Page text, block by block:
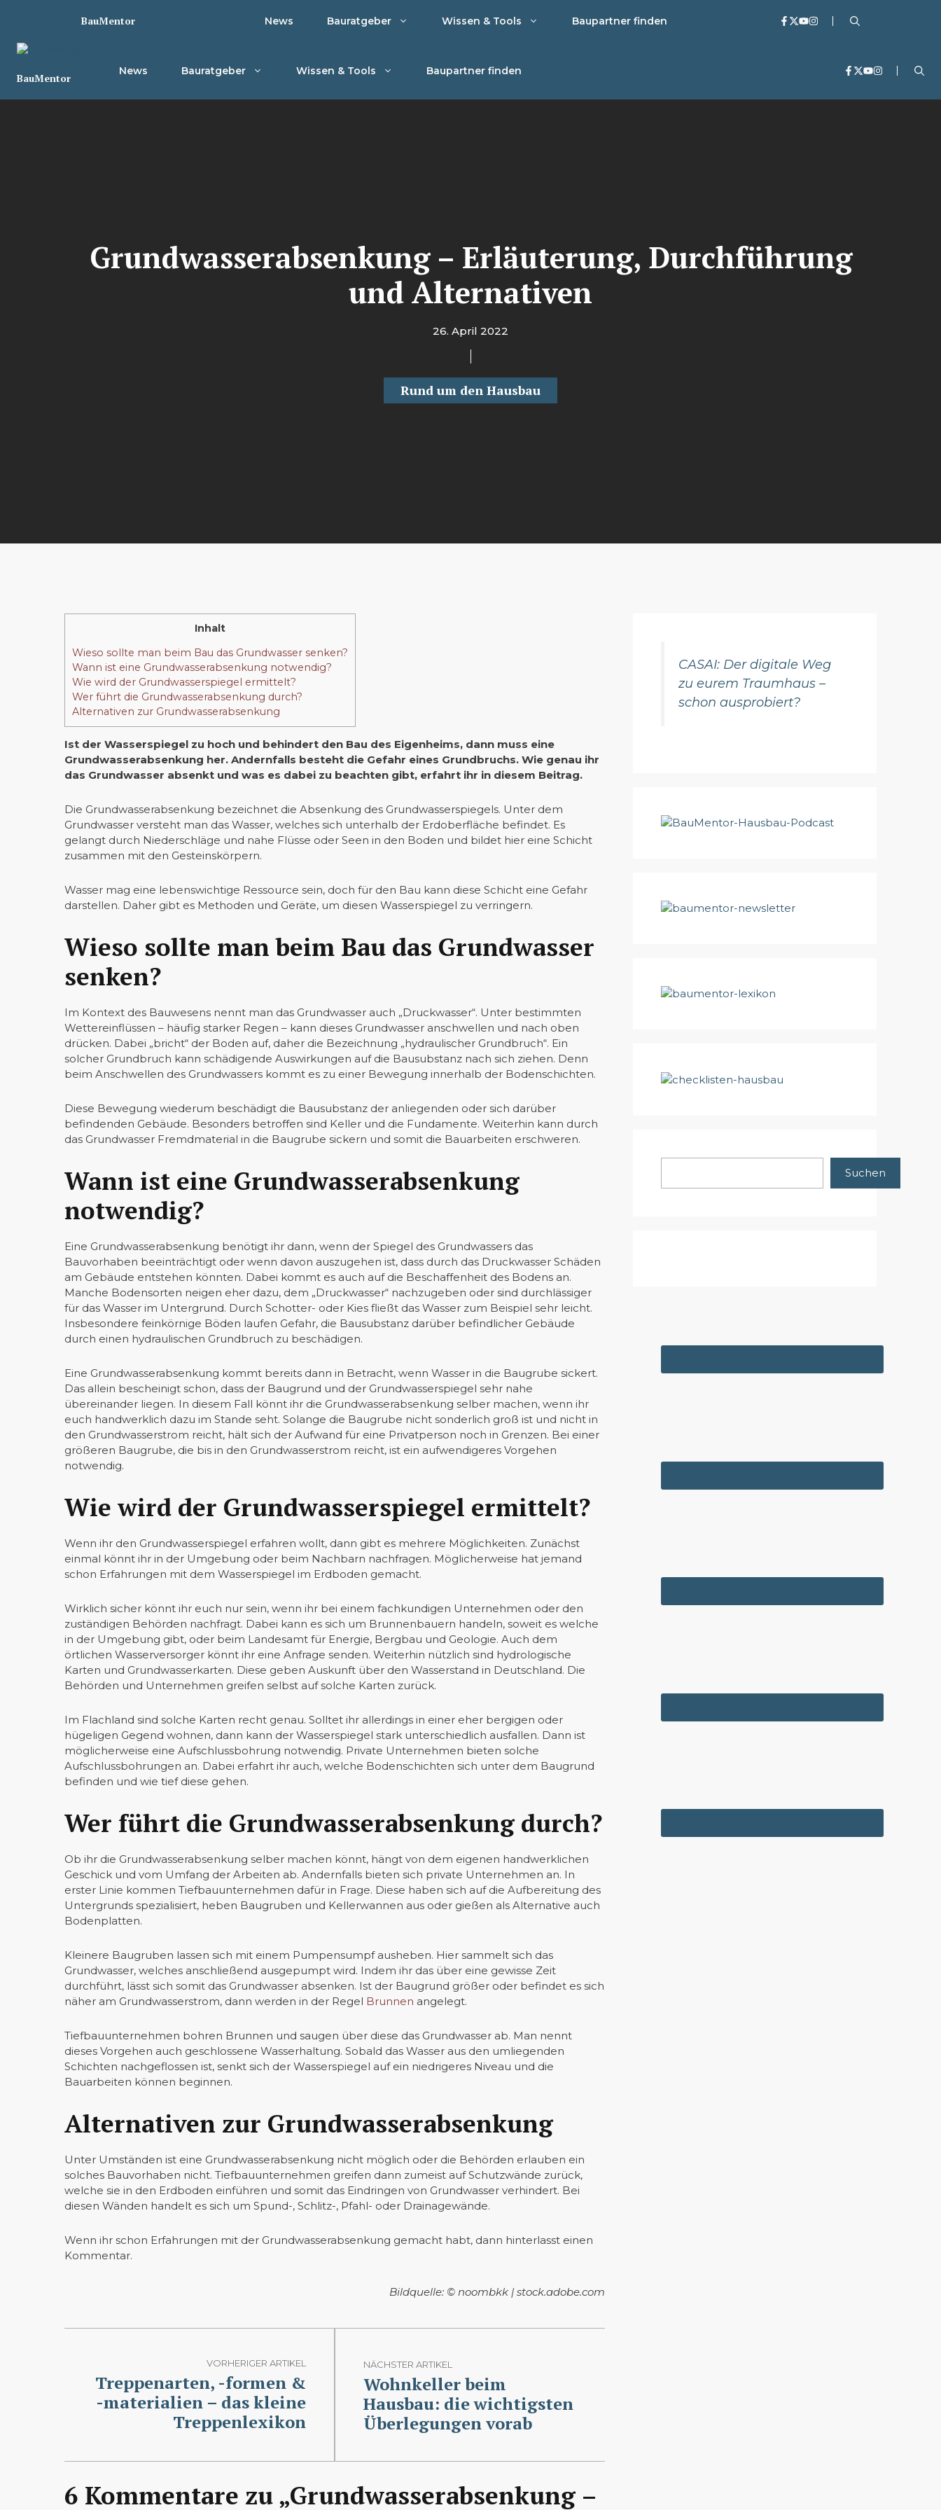
BauMentor News Bauratgeber Wissen & Tools Baupartner finden
BauMentor
News Bauratgeber Wissen & Tools Baupartner finden
Grundwasserabsenkung – Erläuterung, Durchführung
und Alternativen
26. April 2022
Rund um den Hausbau
Inhalt
Wieso sollte man beim Bau das Grundwasser senken?
Wann ist eine Grundwasserabsenkung notwendig?
Wie wird der Grundwasserspiegel ermittelt?
Wer führt die Grundwasserabsenkung durch?
Alternativen zur Grundwasserabsenkung
Ist der Wasserspiegel zu hoch und behindert den Bau des Eigenheims, dann muss eine
Grundwasserabsenkung her. Andernfalls besteht die Gefahr eines Grundbruchs. Wie genau ihr
das Grundwasser absenkt und was es dabei zu beachten gibt, erfahrt ihr in diesem Beitrag.
Die Grundwasserabsenkung bezeichnet die Absenkung des Grundwasserspiegels. Unter dem
Grundwasser versteht man das Wasser, welches sich unterhalb der Erdoberfläche befindet. Es
gelangt durch Niederschläge und nahe Flüsse oder Seen in den Boden und bildet hier eine Schicht
zusammen mit den Gesteinskörpern.
Wasser mag eine lebenswichtige Ressource sein, doch für den Bau kann diese Schicht eine Gefahr
darstellen. Daher gibt es Methoden und Geräte, um diesen Wasserspiegel zu verringern.
Wieso sollte man beim Bau das Grundwasser
senken?
Im Kontext des Bauwesens nennt man das Grundwasser auch „Druckwasser“. Unter bestimmten
Wettereinflüssen – häufig starker Regen – kann dieses Grundwasser anschwellen und nach oben
drücken. Dabei „bricht“ der Boden auf, daher die Bezeichnung „hydraulischer Grundbruch“. Ein
solcher Grundbruch kann schädigende Auswirkungen auf die Bausubstanz nach sich ziehen. Denn
beim Anschwellen des Grundwassers kommt es zu einer Bewegung innerhalb der Bodenschichten.
Diese Bewegung wiederum beschädigt die Bausubstanz der anliegenden oder sich darüber
befindenden Gebäude. Besonders betroffen sind Keller und die Fundamente. Weiterhin kann durch
das Grundwasser Fremdmaterial in die Baugrube sickern und somit die Bauarbeiten erschweren.
Wann ist eine Grundwasserabsenkung
notwendig?
Eine Grundwasserabsenkung benötigt ihr dann, wenn der Spiegel des Grundwassers das
Bauvorhaben beeinträchtigt oder wenn davon auszugehen ist, dass durch das Druckwasser Schäden
am Gebäude entstehen könnten. Dabei kommt es auch auf die Beschaffenheit des Bodens an.
Manche Bodensorten neigen eher dazu, dem „Druckwasser“ nachzugeben oder sind durchlässiger
für das Wasser im Untergrund. Durch Schotter- oder Kies fließt das Wasser zum Beispiel sehr leicht.
Insbesondere feinkörnige Böden laufen Gefahr, die Bausubstanz darüber befindlicher Gebäude
durch einen hydraulischen Grundbruch zu beschädigen.
Eine Grundwasserabsenkung kommt bereits dann in Betracht, wenn Wasser in die Baugrube sickert.
Das allein bescheinigt schon, dass der Baugrund und der Grundwasserspiegel sehr nahe
übereinander liegen. In diesem Fall könnt ihr die Grundwasserabsenkung selber machen, wenn ihr
euch handwerklich dazu im Stande seht. Solange die Baugrube nicht sonderlich groß ist und nicht in
den Grundwasserstrom reicht, hält sich der Aufwand für eine Privatperson noch in Grenzen. Bei einer
größeren Baugrube, die bis in den Grundwasserstrom reicht, ist ein aufwendigeres Vorgehen
notwendig.
Wie wird der Grundwasserspiegel ermittelt?
Wenn ihr den Grundwasserspiegel erfahren wollt, dann gibt es mehrere Möglichkeiten. Zunächst
einmal könnt ihr in der Umgebung oder beim Nachbarn nachfragen. Möglicherweise hat jemand
schon Erfahrungen mit dem Wasserspiegel im Erdboden gemacht.
Wirklich sicher könnt ihr euch nur sein, wenn ihr bei einem fachkundigen Unternehmen oder den
zuständigen Behörden nachfragt. Dabei kann es sich um Brunnenbauern handeln, soweit es welche
in der Umgebung gibt, oder beim Landesamt für Energie, Bergbau und Geologie. Auch dem
örtlichen Wasserversorger könnt ihr eine Anfrage senden. Weiterhin nützlich sind hydrologische
Karten und Grundwasserkarten. Diese geben Auskunft über den Wasserstand in Deutschland. Die
Behörden und Unternehmen greifen selbst auf solche Karten zurück.
Im Flachland sind solche Karten recht genau. Solltet ihr allerdings in einer eher bergigen oder
hügeligen Gegend wohnen, dann kann der Wasserspiegel stark unterschiedlich ausfallen. Dann ist
möglicherweise eine Aufschlussbohrung notwendig. Private Unternehmen bieten solche
Aufschlussbohrungen an. Dabei erfahrt ihr auch, welche Bodenschichten sich unter dem Baugrund
befinden und wie tief diese gehen.
Wer führt die Grundwasserabsenkung durch?
Ob ihr die Grundwasserabsenkung selber machen könnt, hängt von dem eigenen handwerklichen
Geschick und vom Umfang der Arbeiten ab. Andernfalls bieten sich private Unternehmen an. In
erster Linie kommen Tiefbauunternehmen dafür in Frage. Diese haben sich auf die Aufbereitung des
Untergrunds spezialisiert, heben Baugruben und Kellerwannen aus oder gießen als Alternative auch
Bodenplatten.
Kleinere Baugruben lassen sich mit einem Pumpensumpf ausheben. Hier sammelt sich das
Grundwasser, welches anschließend ausgepumpt wird. Indem ihr das über eine gewisse Zeit
durchführt, lässt sich somit das Grundwasser absenken. Ist der Baugrund größer oder befindet es sich
näher am Grundwasserstrom, dann werden in der Regel Brunnen angelegt.
Tiefbauunternehmen bohren Brunnen und saugen über diese das Grundwasser ab. Man nennt
dieses Vorgehen auch geschlossene Wasserhaltung. Sobald das Wasser aus den umliegenden
Schichten nachgeflossen ist, senkt sich der Wasserspiegel auf ein niedrigeres Niveau und die
Bauarbeiten können beginnen.
Alternativen zur Grundwasserabsenkung
Unter Umständen ist eine Grundwasserabsenkung nicht möglich oder die Behörden erlauben ein
solches Bauvorhaben nicht. Tiefbauunternehmen greifen dann zumeist auf Schutzwände zurück,
welche sie in den Erdboden einführen und somit das Eindringen von Grundwasser verhindert. Bei
diesen Wänden handelt es sich um Spund-, Schlitz-, Pfahl- oder Drainagewände.
Wenn ihr schon Erfahrungen mit der Grundwasserabsenkung gemacht habt, dann hinterlasst einen
Kommentar.
Bildquelle: © noombkk | stock.adobe.com
VORHERIGER ARTIKEL
Treppenarten, -formen &
-materialien – das kleine
Treppenlexikon
NÄCHSTER ARTIKEL
Wohnkeller beim
Hausbau: die wichtigsten
Überlegungen vorab
6 Kommentare zu „Grundwasserabsenkung –
CASAI: Der digitale Weg
zu eurem Traumhaus –
schon ausprobiert?
Suchen